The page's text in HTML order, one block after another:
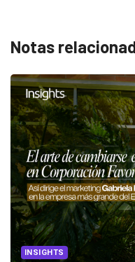
Notas
INSIGHTS
¿Cambiar de